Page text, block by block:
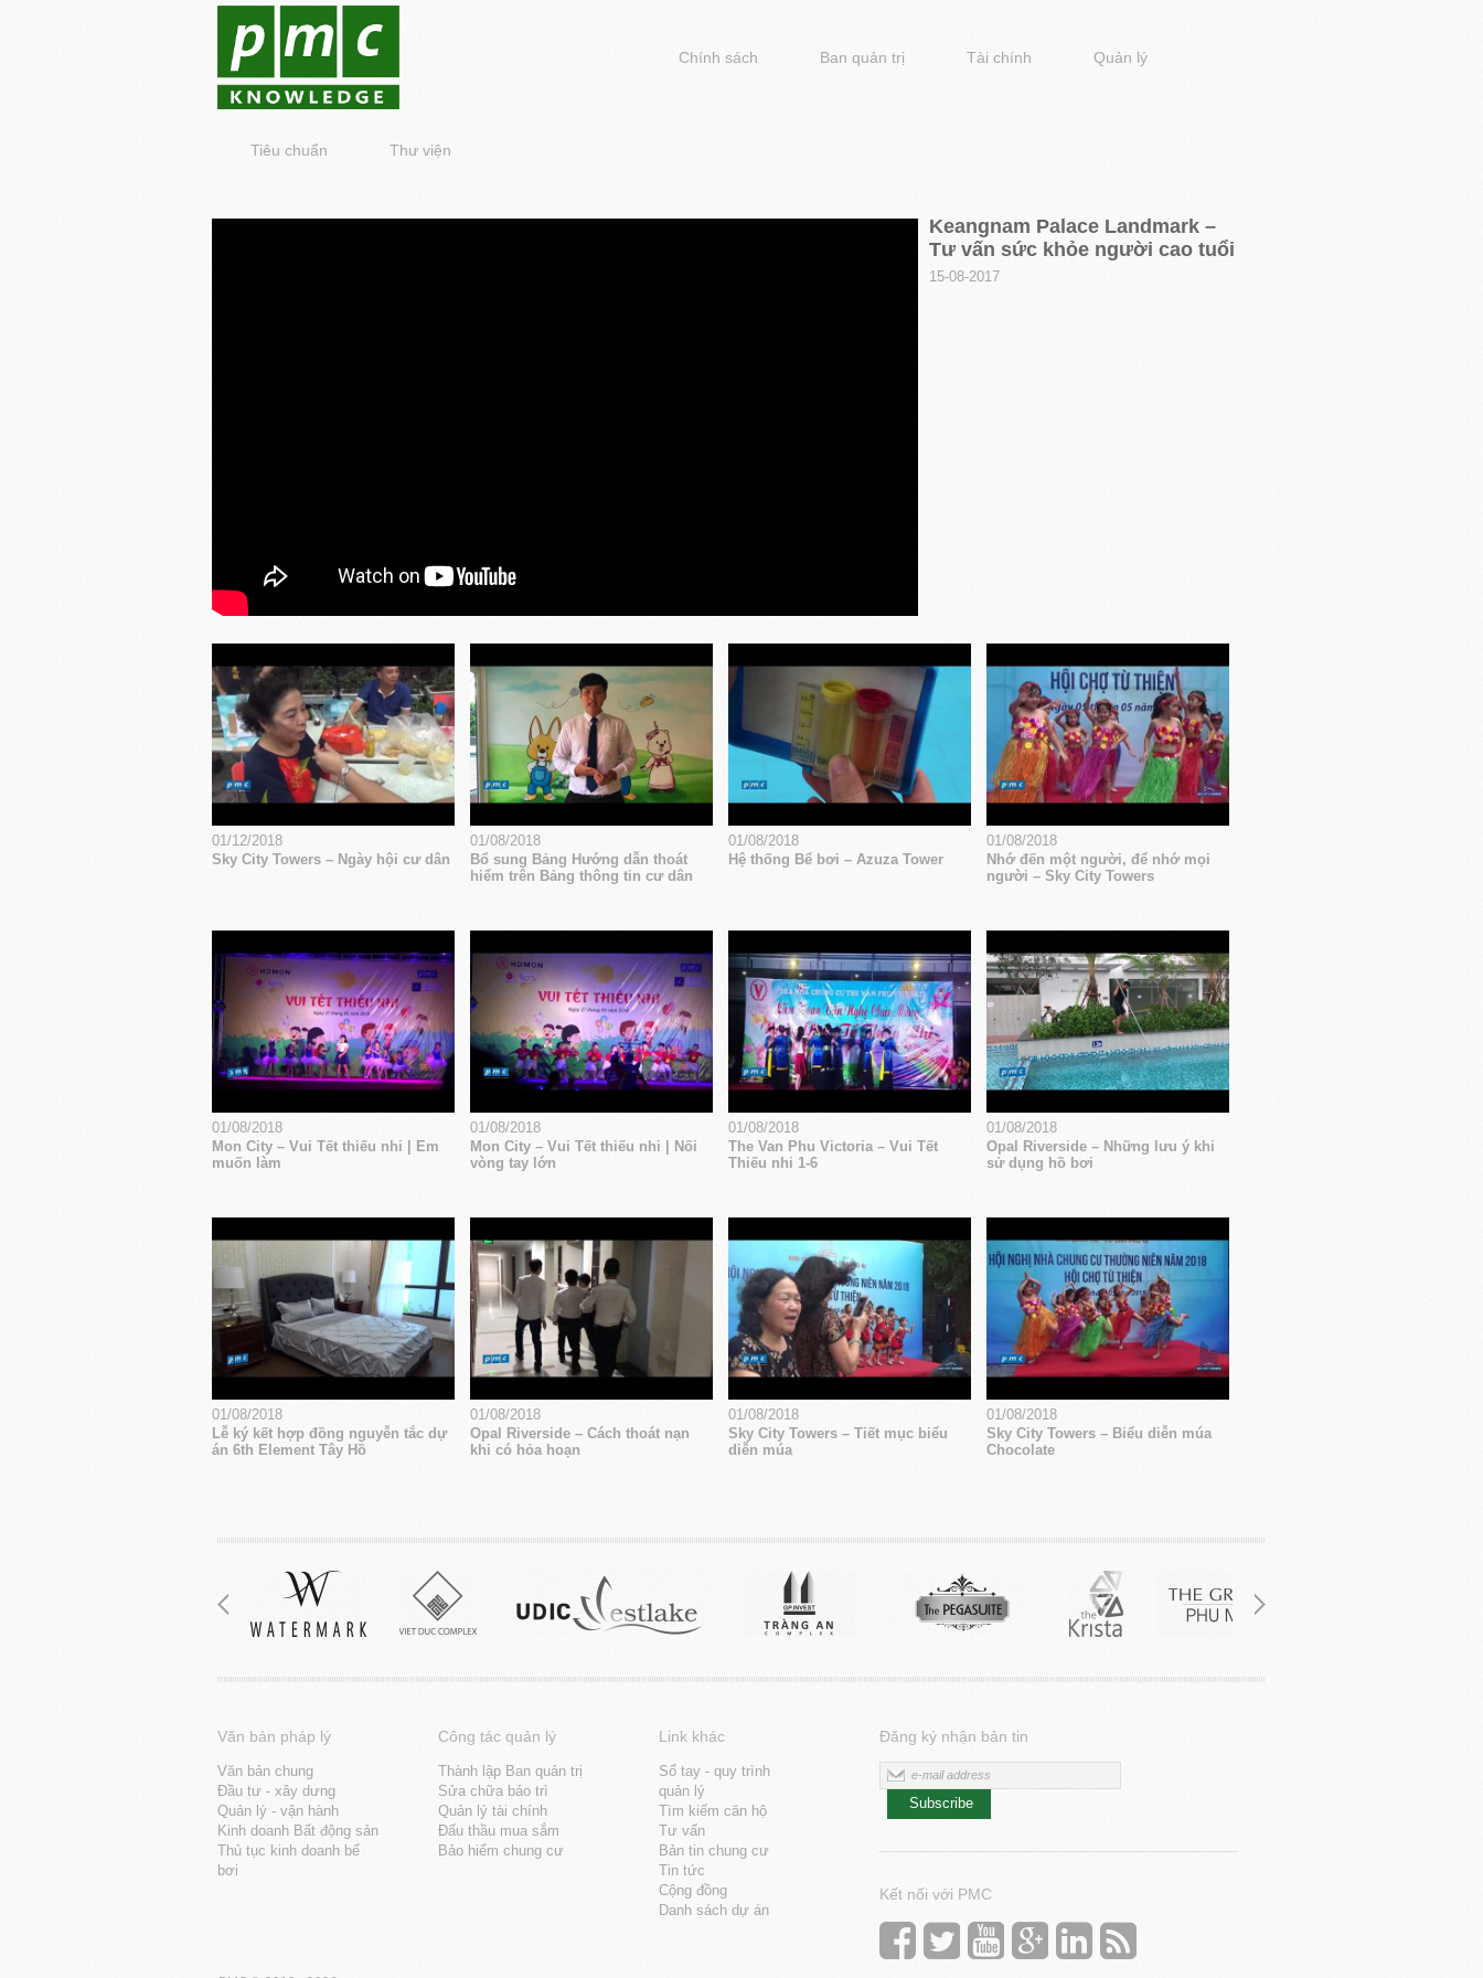
Chính sách Ban quản trị Tài chính Quản lý
Tiêu chuẩn Thư viện
Keangnam Palace Landmark –
Tư vấn sức khỏe người cao tuổi
15-08-2017
01/12/2018
Sky City Towers – Ngày hội cư dân
01/08/2018
Bổ sung Bảng Hướng dẫn thoát
hiểm trên Bảng thông tin cư dân
01/08/2018
Hệ thống Bể bơi – Azuza Tower
01/08/2018
Nhớ đến một người, để nhớ mọi
người – Sky City Towers
01/08/2018
Mon City – Vui Tết thiếu nhi | Em
muốn làm
01/08/2018
Mon City – Vui Tết thiếu nhi | Nối
vòng tay lớn
01/08/2018
The Van Phu Victoria – Vui Tết
Thiếu nhi 1-6
01/08/2018
Opal Riverside – Những lưu ý khi
sử dụng hồ bơi
01/08/2018
Lễ ký kết hợp đồng nguyễn tắc dự
án 6th Element Tây Hồ
01/08/2018
Opal Riverside – Cách thoát nạn
khi có hỏa hoạn
01/08/2018
Sky City Towers – Tiết mục biểu
diễn múa
01/08/2018
Sky City Towers – Biểu diễn múa
Chocolate
Văn bản pháp lý
Văn bản chung
Đầu tư - xây dưng
Quản lý - vận hành
Kinh doanh Bất động sản
Thủ tục kinh doanh bể
bơi
Công tác quản lý
Thành lập Ban quản trị
Sửa chữa bảo trì
Quản lý tài chính
Đấu thầu mua sắm
Bảo hiểm chung cư
Link khác
Sổ tay - quy trình
quản lý
Tìm kiếm căn hộ
Tư vấn
Bản tin chung cư
Tin tức
Cộng đồng
Danh sách dự án
Đăng ký nhận bản tin
Subscribe
Kết nối với PMC